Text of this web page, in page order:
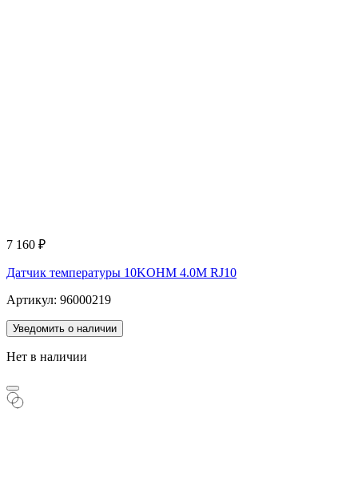
7 160 ₽
Датчик температуры 10KOHM 4.0M RJ10
Артикул: 96000219
Уведомить о наличии
Нет в наличии